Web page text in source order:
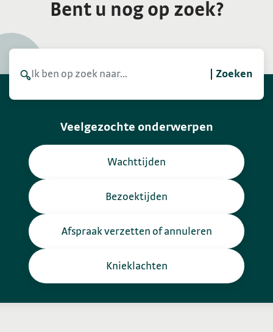
Bent u nog op zoek?
Zoeken
Veelgezochte onderwerpen
Wachttijden
Bezoektijden
Afspraak verzetten of annuleren
Knieklachten